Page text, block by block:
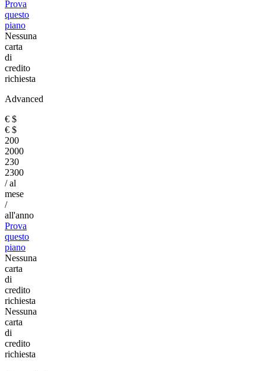
Prova
questo
piano
Nessuna
carta
di
credito
richiesta
Advanced
€ $
€ $
200
2000
230
2300
/ al
mese
/
all'anno
Prova
questo
piano
Nessuna
carta
di
credito
richiesta
Nessuna
carta
di
credito
richiesta